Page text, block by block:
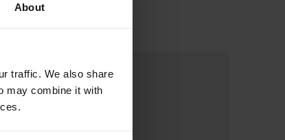
About
traffic. We also share
may combine it with